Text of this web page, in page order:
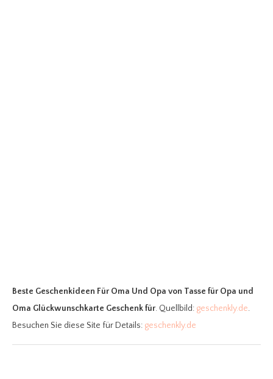
Beste Geschenkideen Für Oma Und Opa von Tasse für Opa und
Oma Glückwunschkarte Geschenk für. Quellbild: geschenkly.de.
Besuchen Sie diese Site für Details: geschenkly.de